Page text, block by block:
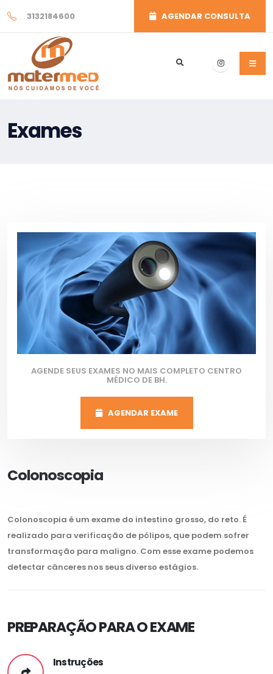
3132184600 AGENDAR CONSULTA
Exames
AGENDE SEUS EXAMES NO MAIS COMPLETO CENTRO
MÉDICO DE BH.
AGENDAR EXAME
Colonoscopia
Colonoscopia é um exame do intestino grosso, do reto. É
realizado para verificação de pólipos, que podem sofrer
transformação para maligno. Com esse exame podemos
detectar cânceres nos seus diverso estágios.
PREPARAÇÃO PARA O EXAME
Instruções